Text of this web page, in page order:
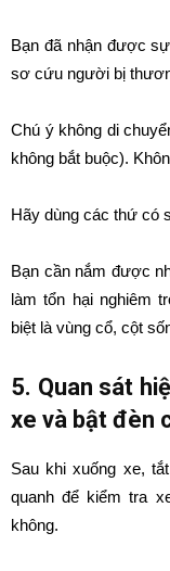
Bạn đã nhận được
sơ cứu người bị
Chú ý không di
không bắt buộc).
Hãy dùng các thứ có
Bạn cần nắm được
làm tổn hại nghiêm
biệt là vùng cổ, cột
5. Quan sát
xe và bật đèn
Sau khi xuống xe,
quanh để kiểm tra
không.